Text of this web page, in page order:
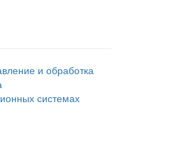
и обработка
системах